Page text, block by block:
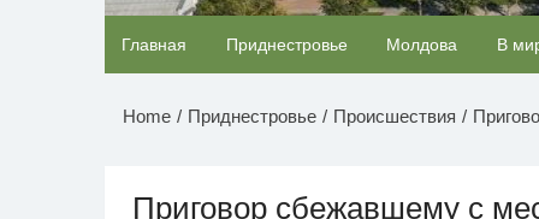
Главная Приднестровье Молдова В
Home Приднестровье Происшествия
Приговор сбежавшему с
Ролик из Омска: вы будете смеяться долго